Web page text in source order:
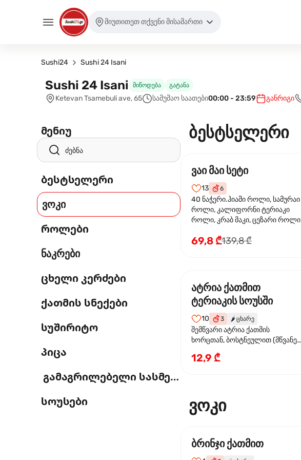
მიუთითეთ თქვენი მისამართი
Sushi24 Sushi 24 Isani
Sushi 24 Isani მიწოდება გატანა
Ketevan Tsamebuli ave, 65 სამუშაო საათები00:00 - 23:59 განრიგი
მენიუ
ბესტსელერი
ვოკი
როლები
ნაკრები
ცხელი კერძები
ქათმის სნექები
სუშირიტო
პიცა
გამაგრილებელი სასმელი
სოუსები
ბესტსელერი
ვაი მაი სეტი
13 6
40 ნაჭერი.ჰიაში როლი, სამურაი
როლი, კალიფორნი ტერიაკი
როლი, კრაბ მაკი, ცეზარი როლი
69,8 ₾139,8 ₾
ატრია ქათმით
ტერიაკის სოუსში
10 3 🌶️ ცხარე
შემწვარი ატრია ქათმის
ხორცთან, ბოსტნეულით (მწვანე
და ტერიაკის სოუსით
12,9 ₾
ვოკი
ბრინჯი ქათმით